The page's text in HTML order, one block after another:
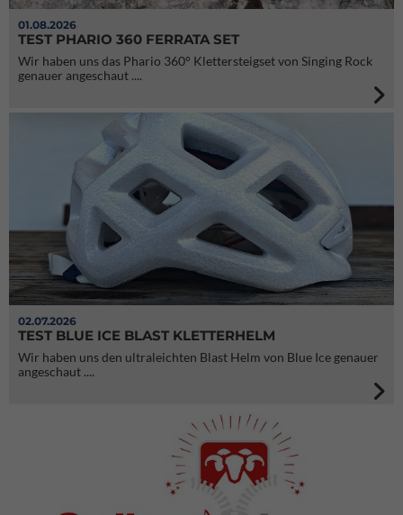
01.08.2026
TEST PHARIO 360 FERRATA SET
Wir haben uns das Phario 360° Klettersteigset von Singing Rock
genauer angeschaut ....
02.07.2026
TEST BLUE ICE BLAST KLETTERHELM
Wir haben uns den ultraleichten Blast Helm von Blue Ice genauer
angeschaut ....